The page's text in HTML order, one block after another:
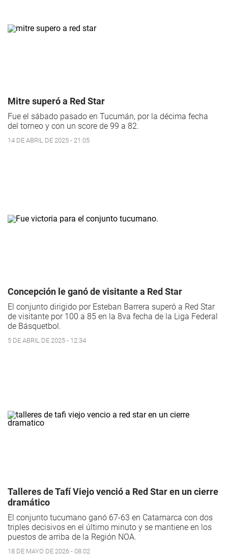
Mitre superó a Red Star
Fue el sábado pasado en Tucumán, por la décima fecha
del torneo y con un score de 99 a 82.
14 DE ABRIL DE 2025 - 21:05
Concepción le ganó de visitante a Red Star
El conjunto dirigido por Esteban Barrera superó a Red Star
de visitante por 100 a 85 en la 8va fecha de la Liga Federal
de Básquetbol.
5 DE ABRIL DE 2025 - 12:34
Talleres de Tafí Viejo venció a Red Star en un cierre
dramático
El conjunto tucumano ganó 67-63 en Catamarca con dos
triples decisivos en el último minuto y se mantiene en los
puestos de arriba de la Región NOA.
18 DE MAYO DE 2026 - 08:02